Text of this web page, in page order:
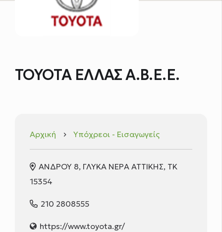
TOYOTA ΕΛΛΑΣ Α.Β.Ε.Ε.
Αρχική keyboard_arrow_right Υπόχρεοι - Εισαγωγείς
ΑΝΔΡΟΥ 8, ΓΛΥΚΑ ΝΕΡΑ ΑΤΤΙΚΗΣ, ΤΚ
15354
210 2808555
https://www.toyota.gr/